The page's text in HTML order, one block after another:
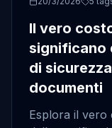
Il vero
significano
di
documenti
Esplora il vero